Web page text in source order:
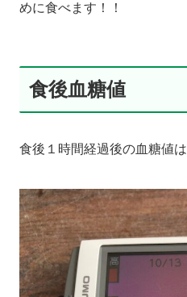
めに食べます！！
食後血糖値
食後１時間経過後の血糖値は